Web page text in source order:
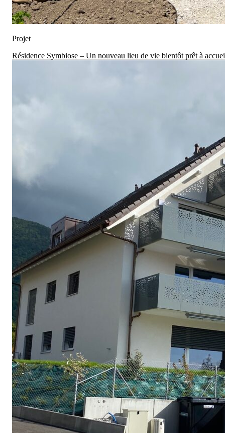
Projet
Résidence Symbiose – Un nouveau lieu de vie bientôt prêt à